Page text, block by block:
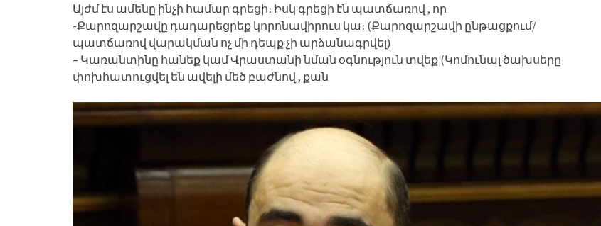
Այժմ էս ամենը ինչի համար գրեցի։ Իսկ գրեցի էն պատճառով , որ
-Քարոզարշավը դադարեցրեք կորոնավիրուս կա։ (Քարոզարշավի ընթացքում/
պատճառով վարակման ոչ մի դեպք չի արձանագրվել)
– Կառանտինը հանեք կամ Վրաստանի նման օգնություն տվեք (Կոմունալ ծախսերը
փոխհատուցվել են ավելի մեծ բաժնով , քան